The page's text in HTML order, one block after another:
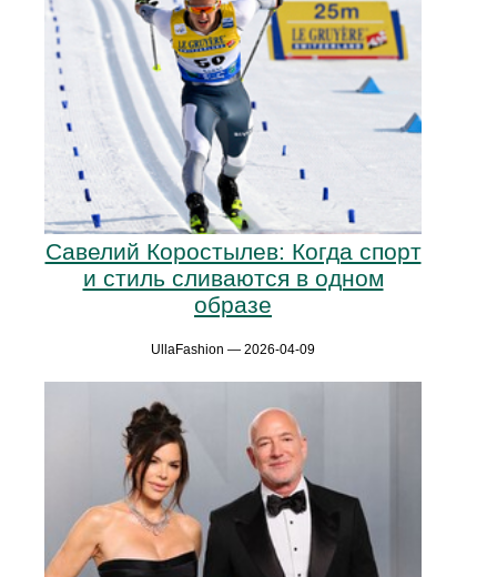
Савелий Коростылев: Когда спорт
и стиль сливаются в одном
образе
UllaFashion — 2026-04-09